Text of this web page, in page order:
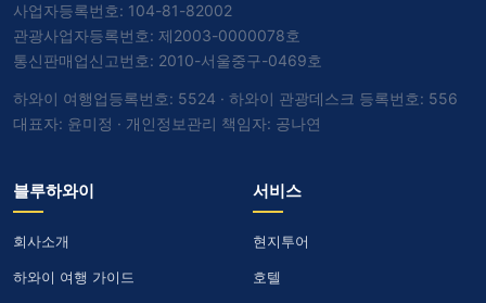
사업자등록번호: 104-81-82002
관광사업자등록번호: 제2003-0000078호
통신판매업신고번호: 2010-서울중구-0469호
하와이 여행업등록번호: 5524 · 하와이 관광데스크 등록번호: 556
대표자: 윤미정 · 개인정보관리 책임자: 공나연
블루하와이
회사소개
하와이 여행 가이드
서비스
현지투어
호텔